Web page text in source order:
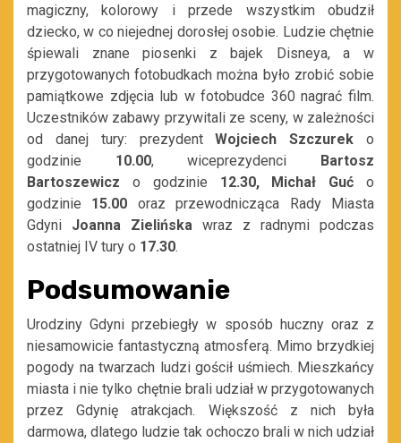
magiczny, kolorowy i przede wszystkim obudził
dziecko, w co niejednej dorosłej osobie. Ludzie chętnie
śpiewali znane piosenki z bajek Disneya, a w
przygotowanych fotobudkach można było zrobić sobie
pamiątkowe zdjęcia lub w fotobudce 360 nagrać film.
Uczestników zabawy przywitali ze sceny, w zależności
od danej tury: prezydentWojciech Szczureko
godzinie 10.00, wiceprezydenci Bartosz
Bartoszewicz o godzinie 12.30, Michał Guć o
godzinie 15.00 oraz przewodnicząca Rady Miasta
Gdyni Joanna Zielińska wraz z radnymi podczas
ostatniej IV tury o 17.30.
Podsumowanie
Urodziny Gdyni przebiegły w sposób huczny oraz z
niesamowicie fantastyczną atmosferą. Mimo brzydkiej
pogody na twarzach ludzi gościł uśmiech. Mieszkańcy
miasta i nie tylko chętnie brali udział w przygotowanych
przez Gdynię atrakcjach. Większość z nich była
darmowa, dlatego ludzie tak ochoczo brali w nich udział